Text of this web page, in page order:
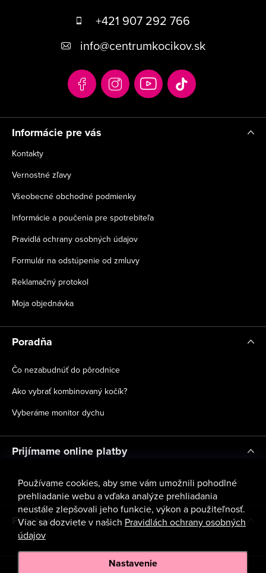
Používame cookies, aby sme vám umožnili pohodlné
prehliadanie webu a vďaka analýze prehliadania
neustále zlepšovali jeho funkcie, výkon a použiteľnosť.
Viac sa dozviete v našich Pravidlách ochrany osobných
údajov
Nastavenie
e
+421 907 292 766
info@centrumkocikov.sk
Informácie pre vás
Kontakty
Vernostné zľavy
Všeobecné obchodné podmienky
Informácie a poučenia pre spotrebiteľa
Pravidlá ochrany osobných údajov
Formulár na odstúpenie od zmluvy
Reklamačný protokol
Moja objednávka
Poradňa
Čo nezabudnúť do pôrodnice
Ako vybrať kombinovaný kočík?
Vyberáme monitor dychu
Prijímame online platby
Facebook